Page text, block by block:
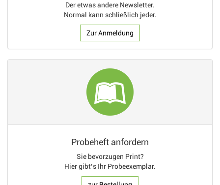
Der etwas andere Newsletter.
Normal kann schließlich jeder.
Zur Anmeldung
Probeheft anfordern
Sie bevorzugen Print?
Hier gibt’s Ihr Probeexemplar.